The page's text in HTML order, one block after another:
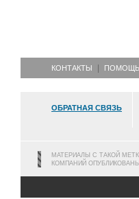
КОНТАКТЫ ПОМОЩЬ
ОБРАТНАЯ СВЯЗЬ
МАТЕРИАЛЫ С ТАКОЙ
КОМПАНИЙ